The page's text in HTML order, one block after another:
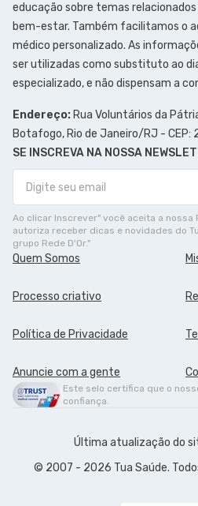
educação sobre temas
bem-estar. Também facilitamos o
médico personalizado. As
ser utilizadas como substituto ao
especializado, e não dispensam a
Endereço: Rua Voluntários da
Botafogo, Rio de Janeiro/RJ - CEP:
SE INSCREVA NA NOSSA
Ao clicar Inscrever" você aceita a nossa
autoriza receber dicas e novidades do
grupo Rede D'Or."
Quem Somos
Processo criativo
Política de Privacidade
Anuncie com a gente
Este selo certifica que o
confiança.
Última atualização do
© 2007 - 2026 Tua Saúde.